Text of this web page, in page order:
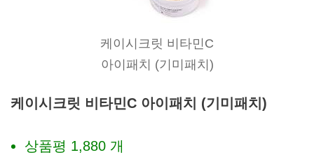
케이시크릿 비타민C
아이패치 (기미패치)
케이시크릿 비타민C 아이패치 (기미패치)
상품평 1,880 개